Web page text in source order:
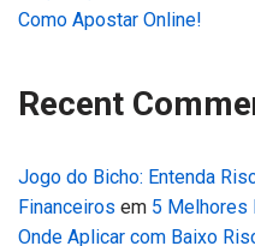
Como Apostar Online!
Recent
Jogo do Bicho: Entenda
Financeiros em 5 Melhores
Onde Aplicar com Baixo